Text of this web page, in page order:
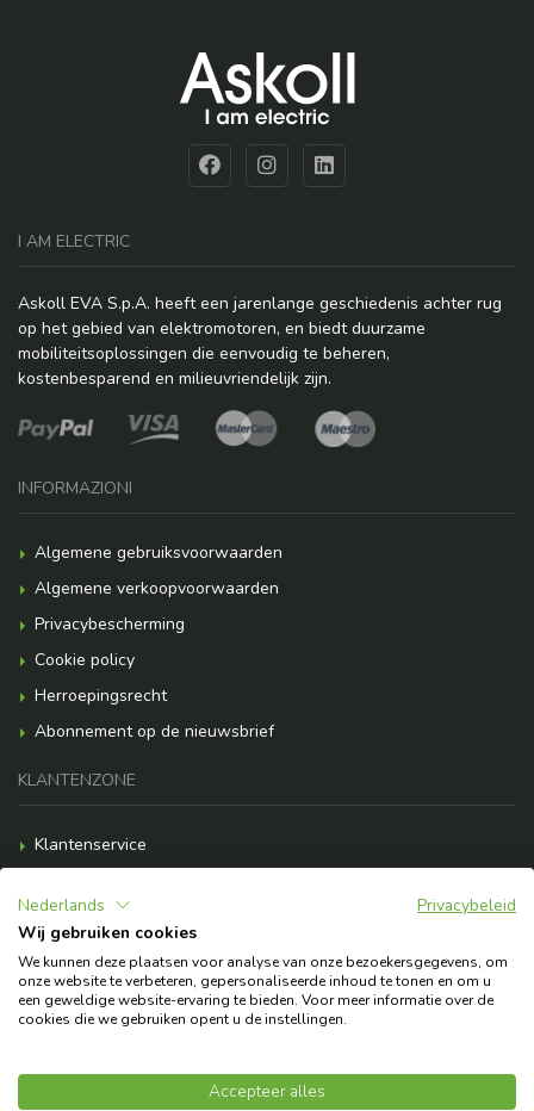
I AM ELECTRIC
Askoll EVA S.p.A. heeft een jarenlange geschiedenis achter rug
op het gebied van elektromotoren, en biedt duurzame
mobiliteitsoplossingen die eenvoudig te beheren,
kostenbesparend en milieuvriendelijk zijn.
INFORMAZIONI
Algemene gebruiksvoorwaarden
Algemene verkoopvoorwaarden
Privacybescherming
Cookie policy
Herroepingsrecht
Abonnement op de nieuwsbrief
KLANTENZONE
Klantenservice
Verzendkosten
F.A.Q.
Heb je hulp nodig?
© 2026 Copyright Askoll EVA S.p.A.
Nederlands
Privacybeleid
Wij gebruiken cookies
We kunnen deze plaatsen voor analyse van onze bezoekersgegevens, om
onze website te verbeteren, gepersonaliseerde inhoud te tonen en om u
een geweldige website-ervaring te bieden. Voor meer informatie over de
cookies die we gebruiken opent u de instellingen.
Accepteer alles